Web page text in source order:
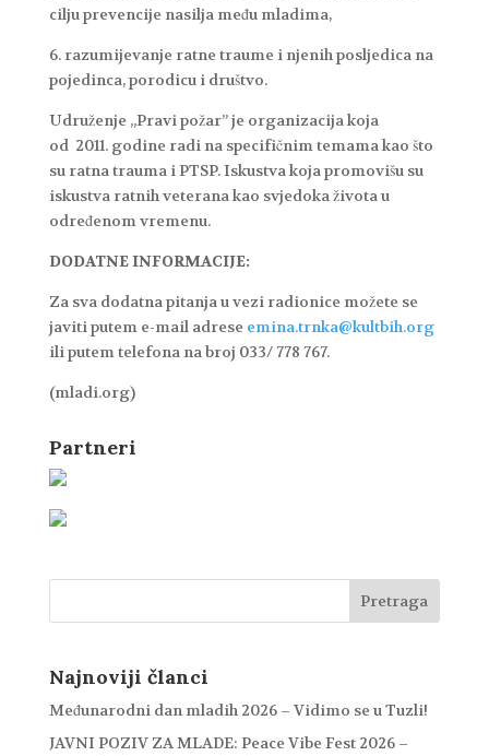
cilju prevencije nasilja među mladima,
6. razumijevanje ratne traume i njenih posljedica na
pojedinca, porodicu i društvo.
Udruženje „Pravi požar” je organizacija koja
od 2011. godine radi na specifičnim temama kao što
su ratna trauma i PTSP. Iskustva koja promovišu su
iskustva ratnih veterana kao svjedoka života u
određenom vremenu.
DODATNE INFORMACIJE:
Za sva dodatna pitanja u vezi radionice možete se
javiti putem e-mail adrese emina.trnka@kultbih.org
ili putem telefona na broj 033/ 778 767.
(mladi.org)
Partneri
Najnoviji članci
Međunarodni dan mladih 2026 – Vidimo se u Tuzli!
JAVNI POZIV ZA MLADE: Peace Vibe Fest 2026 –